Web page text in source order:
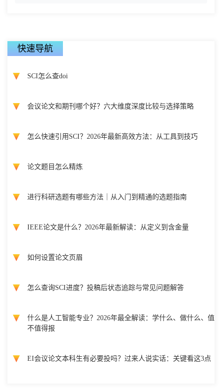
快速导航
SCI怎么查doi
会议论文和期刊哪个好？六大维度深度比较与选择策略
怎么快速引用SCI？2026年最新高效方法：从工具到技巧
论文题目怎么精炼
进行科研选题有哪些方法｜从入门到精通的选题指南
IEEE论文是什么？2026年最新解读：从定义到含金量
如何设置论文页眉
怎么查询SCI进度？投稿后状态追踪与常见问题解答
什么是人工智能专业？2026年最全解读：学什么、做什么、值
不值得报
EI会议论文本科生有必要投吗？过来人说实话：关键看这3点